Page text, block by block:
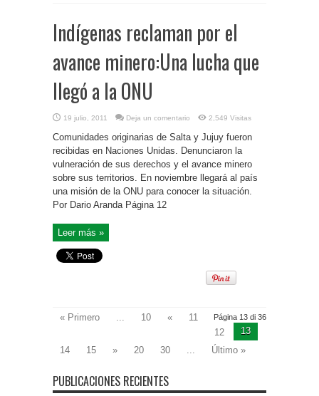
Indígenas reclaman por el
avance minero:Una lucha que
llegó a la ONU
19 julio, 2011 Deja un comentario 2,549 Visitas
Comunidades originarias de Salta y Jujuy fueron
recibidas en Naciones Unidas. Denunciaron la
vulneración de sus derechos y el avance minero
sobre sus territorios. En noviembre llegará al país
una misión de la ONU para conocer la situación.
Por Dario Aranda Página 12
Leer más »
Página 13 di 36
« Primero 10 «
11
12
13
14
15 » 20 30 Último »
PUBLICACIONES RECIENTES